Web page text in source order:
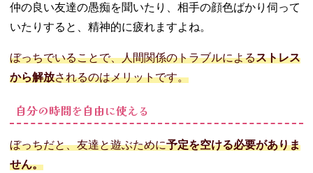
仲の良い友達の愚痴を聞いたり、相手の顔色ばかり伺って
いたりすると、精神的に疲れますよね。
ぼっちでいることで、人間関係のトラブルによるストレス
から解放されるのはメリットです。
自分の時間を自由に使える
ぼっちだと、友達と遊ぶために予定を空ける必要がありま
せん。